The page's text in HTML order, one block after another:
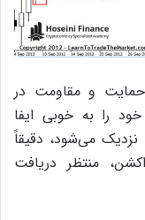
و مقاومت در
را به خوبی ایفا
می‌شود، دقیقاً
منتظر دریافت